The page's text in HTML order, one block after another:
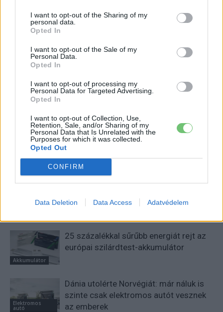
I want to opt-out of the Sharing of my
personal data.
Opted In
I want to opt-out of the Sale of my
Personal Data.
Opted In
I want to opt-out of processing my
Personal Data for Targeted Advertising.
Opted In
I want to opt-out of Collection, Use,
Retention, Sale, and/or Sharing of my
Personal Data that Is Unrelated with the
Purposes for which it was collected.
Opted Out
CONFIRM
Data Deletion Data Access Adatvédelem
Eriqo
Főállásban Informatikus kocka, de lelkében elkötelezett gamer,
kütyü és immár e-autó rajongó!
KAPCSOLÓDÓ CIKKEK TÖBB A SZERZŐTŐL
Elektromos
villanyautó-aránya – közben
Akkumulátor
25 százalékkal sűrűbb energiát rejt az
európai szilárdtest-akkumulátor
Elektromos
autó
Dánia utolérte Norvégiát: már náluk is
szinte csak elektromos autót vesznek
az emberek